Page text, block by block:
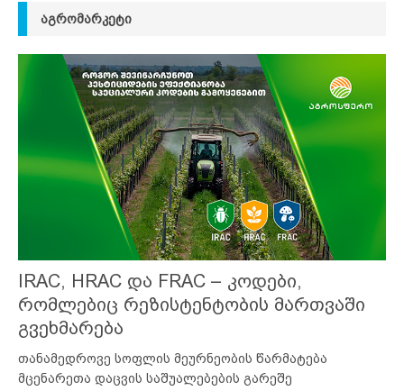
ᲐᲒᲠᲝᲛᲐᲠᲙᲔᲢᲘ
IRAC, HRAC და FRAC – კოდები,
რომლებიც რეზისტენტობის მართვაში
გვეხმარება
თანამედროვე სოფლის მეურნეობის წარმატება
მცენარეთა დაცვის საშუალებების გარეშე